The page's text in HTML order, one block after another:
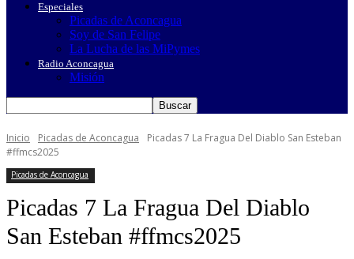
Especiales
Picadas de Aconcagua
Soy de San Felipe
La Lucha de las MiPymes
Radio Aconcagua
Misión
Inicio Picadas de Aconcagua
Picadas 7 La Fragua Del Diablo San Esteban
#ffmcs2025
Picadas de Aconcagua
Picadas 7 La Fragua Del Diablo
San Esteban #ffmcs2025